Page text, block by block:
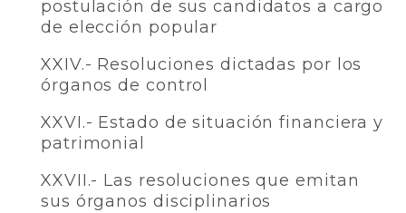
postulación de sus candidatos a cargo
de elección popular
XXIV.- Resoluciones dictadas por los
órganos de control
XXVI.- Estado de situación financiera y
patrimonial
XXVII.- Las resoluciones que emitan
sus órganos disciplinarios